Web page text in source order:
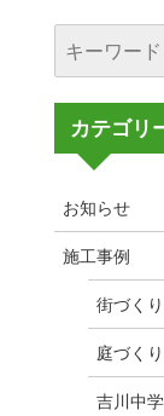
カテゴリ
お知らせ
施工事例
街づくり
庭づくり
吉川中